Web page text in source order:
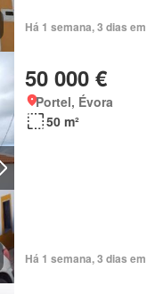
Há 1 semana, 3 dias
50 000 €
Portel, Évora
50 m²
Há 1 semana, 3 dias